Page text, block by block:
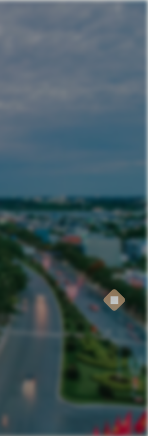
Thực đơn tại phòng
In-Room Dining Menu
and convenient in-room service.